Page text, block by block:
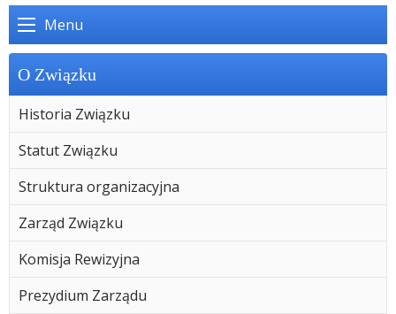
Menu
O Związku
Historia Związku
Statut Związku
Struktura organizacyjna
Zarząd Związku
Komisja Rewizyjna
Prezydium Zarządu